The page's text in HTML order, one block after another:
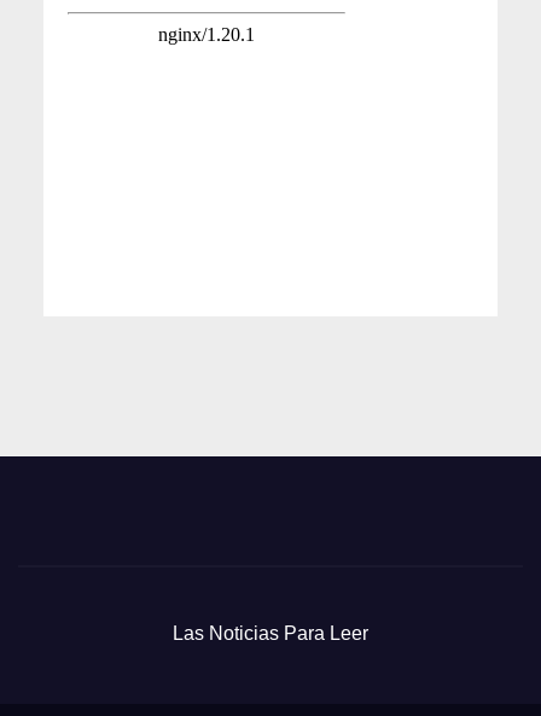
Las Noticias Para Leer